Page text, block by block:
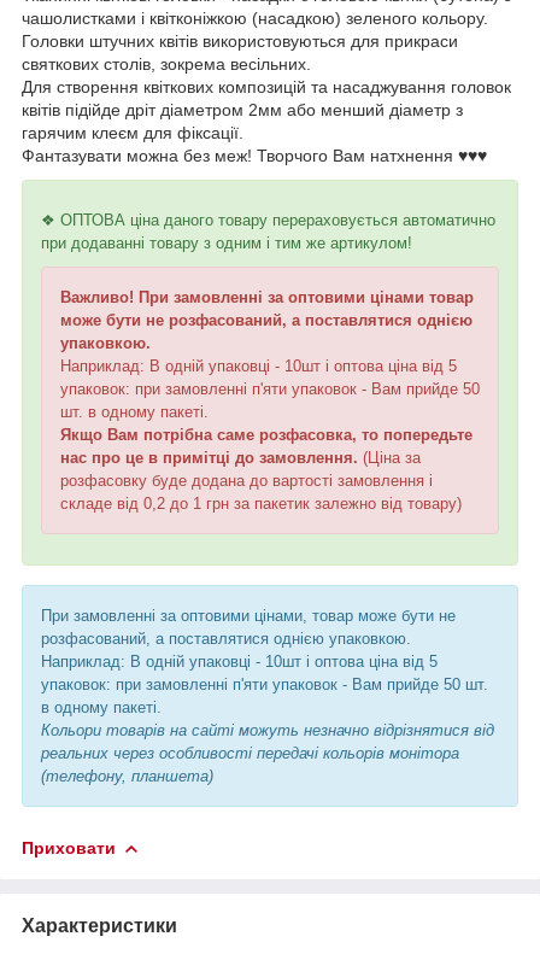
чашолистками і квітконіжкою (насадкою) зеленого кольору.
Головки штучних квітів використовуються для прикраси
святкових столів, зокрема весільних.
Для створення квіткових композицій та насаджування головок
квітів підійде дріт діаметром 2мм або менший діаметр з
гарячим клеєм для фіксації.
Фантазувати можна без меж! Творчого Вам натхнення ♥️♥️♥️
❖ ОПТОВА ціна даного товару перераховується автоматично
при додаванні товару з одним і тим же артикулом!
Важливо! При замовленні за оптовими цінами товар
може бути не розфасований, а поставлятися однією
упаковкою.
Наприклад: В одній упаковці - 10шт і оптова ціна від 5
упаковок: при замовленні п'яти упаковок - Вам прийде 50
шт. в одному пакеті.
Якщо Вам потрібна саме розфасовка, то попередьте
нас про це в примітці до замовлення. (Ціна за
розфасовку буде додана до вартості замовлення і
складе від 0,2 до 1 грн за пакетик залежно від товару)
При замовленні за оптовими цінами, товар може бути не
розфасований, а поставлятися однією упаковкою.
Наприклад: В одній упаковці - 10шт і оптова ціна від 5
упаковок: при замовленні п'яти упаковок - Вам прийде 50 шт.
в одному пакеті.
Кольори товарів на сайті можуть незначно відрізнятися від
реальних через особливості передачі кольорів монітора
(телефону, планшета)
Приховати
Характеристики